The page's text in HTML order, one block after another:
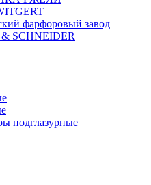
фарфоровый завод
SCHNEIDER
подглазурные